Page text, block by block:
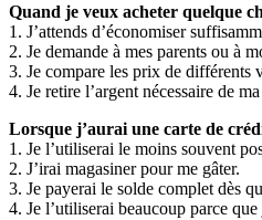
Quand je veux acheter quelque
1. J’attends d’économiser
2. Je demande à mes parents ou à
3. Je compare les prix de différents
4. Je retire l’argent nécessaire de
Lorsque j’aurai une carte de
1. Je l’utiliserai le moins souvent
2. J’irai magasiner pour me gâter.
3. Je payerai le solde complet dès
4. Je l’utiliserai beaucoup parce